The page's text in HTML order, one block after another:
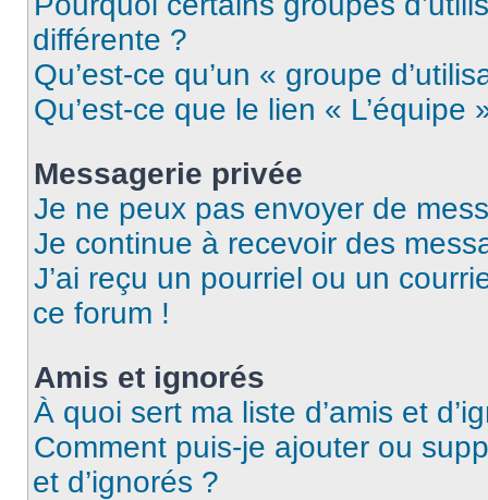
différente ?
Qu’est-ce qu’un « groupe
Qu’est-ce que le lien « L’équipe
Messagerie privée
Je ne peux pas envoyer de
Je continue à recevoir des
J’ai reçu un pourriel ou un
ce forum !
Amis et ignorés
À quoi sert ma liste d’amis et
Comment puis-je ajouter ou
et d’ignorés ?